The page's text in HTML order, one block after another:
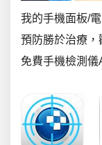
我的手機面板/
預防勝於治療，
免費手機檢測儀